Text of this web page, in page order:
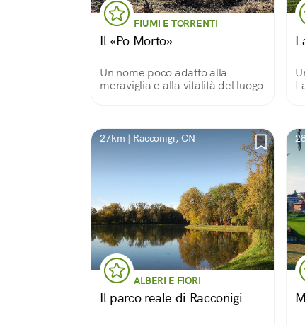
FIUMI E TORRENTI
Il «Po Morto»
Un nome poco adatto alla
meraviglia e alla vitalità del luogo
27km | Racconigi, CN
ALBERI E FIORI
Il parco reale di Racconigi